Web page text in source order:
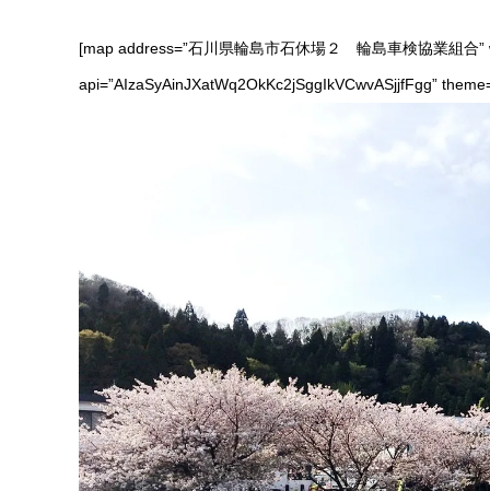
[map address=”石川県輪島市石休場２ 輪島車検協業組合”
api=”AIzaSyAinJXatWq2OkKc2jSggIkVCwvASjjfFgg”